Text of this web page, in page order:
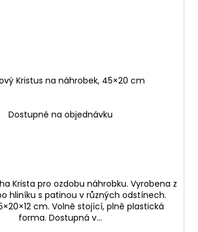
Kristus na náhrobek, 45×20 cm
Dostupné na objednávku
Krista pro ozdobu náhrobku. Vyrobena z
hliníku s patinou v různých odstínech.
cm. Volně stojící, plně plastická
forma. Dostupná v...